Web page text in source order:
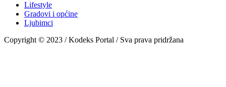
Lifestyle
Gradovi i općine
Ljubimci
Copyright © 2023 / Kodeks Portal / Sva prava pridržana